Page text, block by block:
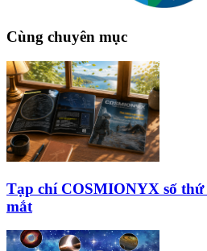
Cùng chuyên mục
Tạp chí COSMIONYX số thứ
mắt